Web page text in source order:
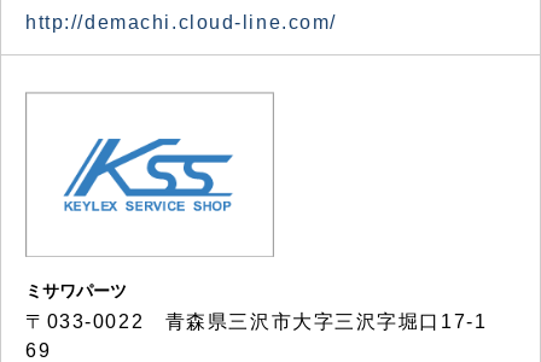
http://demachi.cloud-line.com/
ミサワパーツ
〒033-0022 青森県三沢市大字三沢字堀口17-1
69